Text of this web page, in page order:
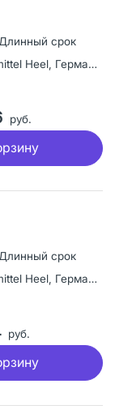
Длинный срок
Biologische Heilmittel Heel, Германия
руб.
Длинный срок
Biologische Heilmittel Heel, Германия
руб.